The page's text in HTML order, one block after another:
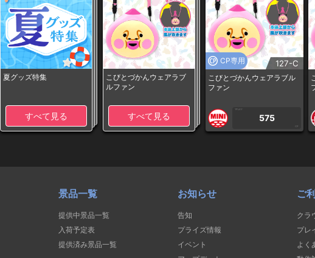
夏グッズ特集
すべて見る
こびとづかんウェアラブ
ルファン
すべて見る
CP専用 127-C
こびとづかんウェアラブル
ファン
1PLAY
575
CP
景品一覧
提供中景品一覧
入荷予定表
提供済み景品一覧
お知らせ
告知
プライズ情報
イベント
ご
クラ
プレ
よく